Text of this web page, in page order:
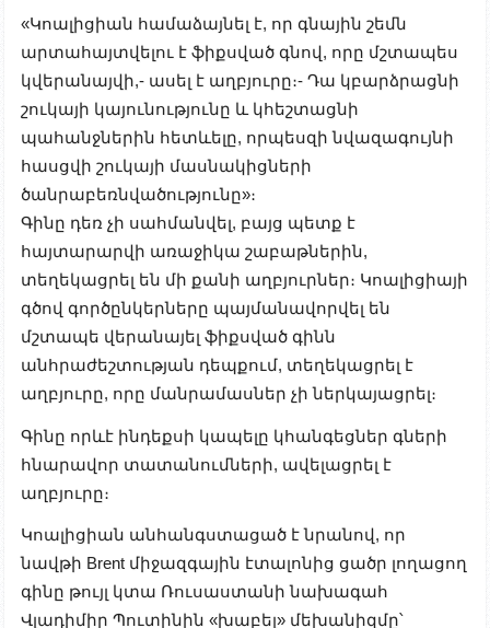
«Կոալիցիան համաձայնել է, որ գնային շեմն
արտահայտվելու է ֆիքսված գնով, որը մշտապես
կվերանայվի,- ասել է աղբյուրը։- Դա կբարձրացնի
շուկայի կայունությունը և կհեշտացնի
պահանջներին հետևելը, որպեսզի նվազագույնի
հասցվի շուկայի մասնակիցների
ծանրաբեռնվածությունը»։
Գինը դեռ չի սահմանվել, բայց պետք է
հայտարարվի առաջիկա շաբաթներին,
տեղեկացրել են մի քանի աղբյուրներ։ Կոալիցիայի
գծով գործընկերները պայմանավորվել են
մշտապե վերանայել ֆիքսված գինն
անհրաժեշտության դեպքում, տեղեկացրել է
աղբյուրը, որը մանրամասներ չի ներկայացրել։
Գինը որևէ ինդեքսի կապելը կհանգեցներ գների
հնարավոր տատանումների, ավելացրել է
աղբյուրը։
Կոալիցիան անհանգստացած է նրանով, որ
նավթի Brent միջազգային էտալոնից ցածր լողացող
գինը թույլ կտա Ռուսաստանի նախագահ
Վլադիմիր Պուտինին «խաբել» մեխանիզմը՝